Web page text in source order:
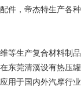
件，帝杰特生产各
等生产复合材料制
东莞清溪设有热压
用于国内外汽摩行